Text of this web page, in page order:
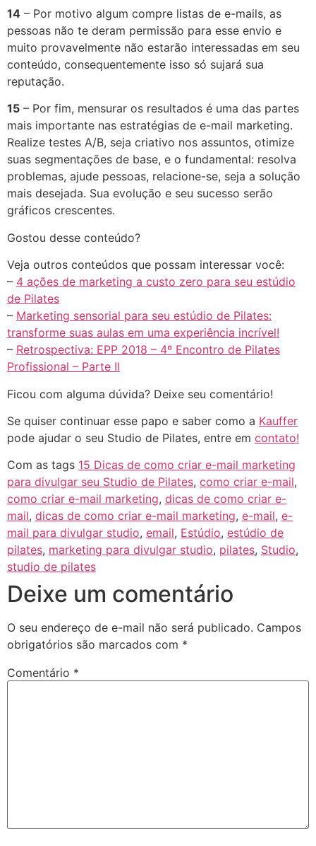
14 – Por motivo algum compre listas de e-mails, as
pessoas não te deram permissão para esse envio e
muito provavelmente não estarão interessadas em seu
conteúdo, consequentemente isso só sujará sua
reputação.
15 – Por fim, mensurar os resultados é uma das partes
mais importante nas estratégias de e-mail marketing.
Realize testes A/B, seja criativo nos assuntos, otimize
suas segmentações de base, e o fundamental: resolva
problemas, ajude pessoas, relacione-se, seja a solução
mais desejada. Sua evolução e seu sucesso serão
gráficos crescentes.
Gostou desse conteúdo?
Veja outros conteúdos que possam interessar você:
– 4 ações de marketing a custo zero para seu estúdio
de Pilates
– Marketing sensorial para seu estúdio de Pilates:
transforme suas aulas em uma experiência incrível!
– Retrospectiva: EPP 2018 – 4º Encontro de Pilates
Profissional – Parte II
Ficou com alguma dúvida? Deixe seu comentário!
Se quiser continuar esse papo e saber como a Kauffer
pode ajudar o seu Studio de Pilates, entre em contato!
Com as tags 15 Dicas de como criar e-mail marketing
para divulgar seu Studio de Pilates, como criar e-mail,
como criar e-mail marketing, dicas de como criar e-
mail, dicas de como criar e-mail marketing, e-mail, e-
mail para divulgar studio, email, Estúdio, estúdio de
pilates, marketing para divulgar studio, pilates, Studio,
studio de pilates
Deixe um comentário
O seu endereço de e-mail não será publicado. Campos
obrigatórios são marcados com *
Comentário *